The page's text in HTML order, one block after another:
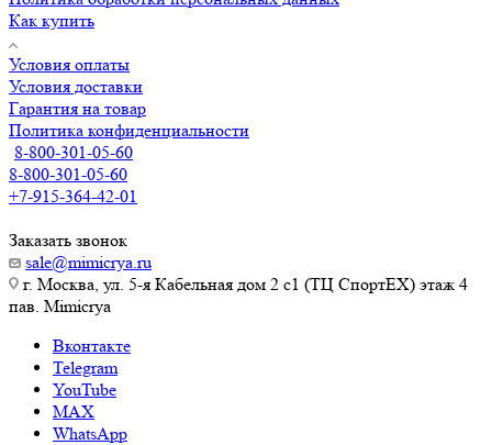
Как купить
Условия оплаты
Условия доставки
Гарантия на товар
Политика конфиденциальности
8-800-301-05-60
8-800-301-05-60
+7-915-364-42-01
Заказать звонок
sale@mimicrya.ru
г. Москва, ул. 5-я Кабельная дом 2 с1 (ТЦ СпортEX) этаж 4
пав. Mimicrya
Вконтакте
Telegram
YouTube
MAX
WhatsApp